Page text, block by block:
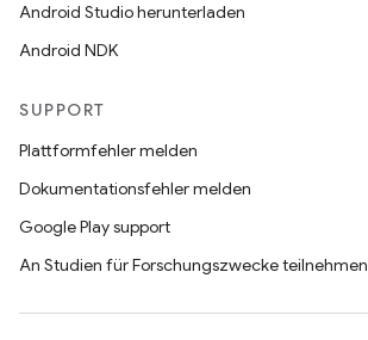
Android Studio herunterladen
Android NDK
SUPPORT
Plattformfehler melden
Dokumentationsfehler melden
Google Play support
An Studien für Forschungszwecke teilnehmen